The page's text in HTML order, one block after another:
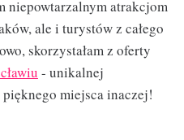
niepowtarzalnym atrakcjom
ale i turystów z całego
skorzystałam z oferty
- unikalnej
miejsca inaczej!